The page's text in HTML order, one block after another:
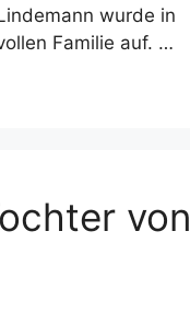
wurde in
Familie auf. …
von